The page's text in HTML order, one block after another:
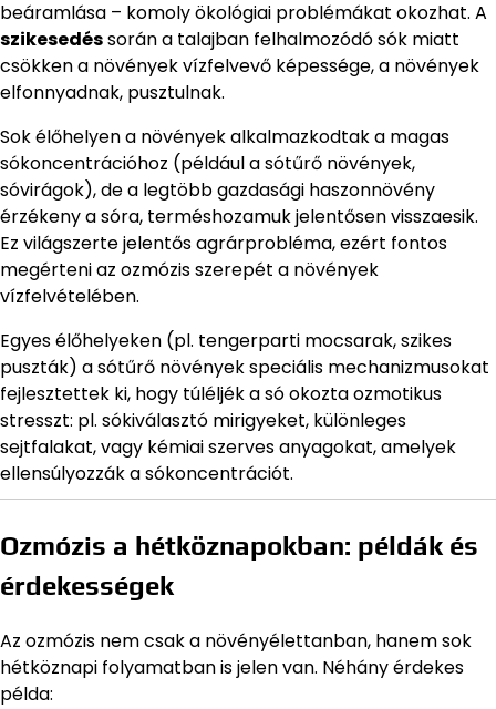
beáramlása – komoly ökológiai problémákat okozhat. A
szikesedéssorán a talajban felhalmozódó sók miatt
csökken a növények vízfelvevő képessége, a növények
elfonnyadnak, pusztulnak.
Sok élőhelyen a növények alkalmazkodtak a magas
sókoncentrációhoz (például a sótűrő növények,
sóvirágok), de a legtöbb gazdasági haszonnövény
érzékeny a sóra, terméshozamuk jelentősen visszaesik.
Ez világszerte jelentős agrárprobléma, ezért fontos
megérteni az ozmózis szerepét a növények
vízfelvételében.
Egyes élőhelyeken (pl. tengerparti mocsarak, szikes
puszták) a sótűrő növények speciális mechanizmusokat
fejlesztettek ki, hogy túléljék a só okozta ozmotikus
stresszt: pl. sókiválasztó mirigyeket, különleges
sejtfalakat, vagy kémiai szerves anyagokat, amelyek
ellensúlyozzák a sókoncentrációt.
Ozmózis a hétköznapokban: példák és
érdekességek
Az ozmózis nem csak a növényélettanban, hanem sok
hétköznapi folyamatban is jelen van. Néhány érdekes
példa: